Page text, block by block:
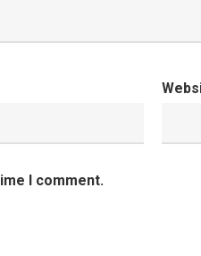
I comment.